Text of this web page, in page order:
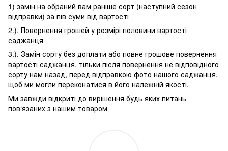
1) замін на обраний вам раніше сорт (наступний сезон
відправки) за пів суми від вартості
2.). Повернення грошей у розмірі половини вартості
саджанця
3.). Замін сорту без доплати або повне грошове повернення
вартості саджанця, тільки після повернення не відповідного
сорту нам назад, перед відправкою фото нашого саджанця,
щоб ми могли переконатися в його належній якості.
Ми завжди відкриті до вирішення будь яких питань
пов‘язаних з нашим товаром